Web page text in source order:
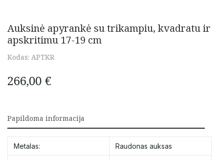
Auksinė apyrankė su trikampiu, kvadratu ir
apskritimu 17-19 cm
Kodas: APTKR
266,00 €
Papildoma informacija
Metalas: Raudonas auksas